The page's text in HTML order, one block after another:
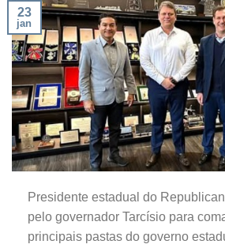
23
jan
Presidente estadual do
pelo governador Tarcísio para
principais pastas do governo